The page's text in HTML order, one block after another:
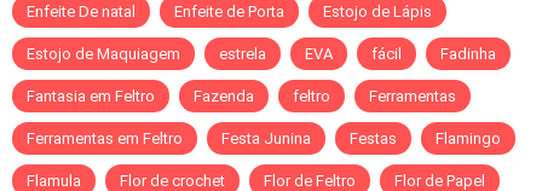
Enfeite De natal Enfeite de Porta Estojo de Lápis
Estojo de Maquiagem estrela EVA fácil Fadinha
Fantasia em Feltro Fazenda feltro Ferramentas
Ferramentas em Feltro Festa Junina Festas Flamingo
Flamula Flor de crochet Flor de Feltro Flor de Papel